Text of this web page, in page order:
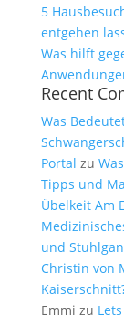
5
entgehen
Was hilft
Recent
Was
Portal zu
Tipps und
Übelkeit Am
und
Christin von
Emmi zu